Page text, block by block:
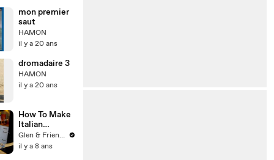
mon premier
saut
HAMON
il y a 20 ans
dromadaire 3
HAMON
il y a 20 ans
How To Make
Italian
Meringue
Recipe
Glen & Friends Cooking Food
il y a 8 ans